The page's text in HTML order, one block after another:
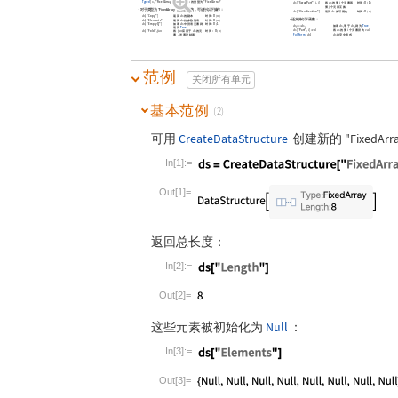
Typed
x, "FixedArray" 指定 x 的类型为"FixedArray"
对于类型为 "FixedArray" 的数据结构，可进行以下操作：
ds "Copy"] 返回ds的副本 时间: O (n )
ds "Elements" 返回ds 的参数列表 时间: O (n )
ds "EmptyQ" 如果ds中没有元素则
返回True
时间: O (1)
ds "Fold",fun 将 fun应用于 ds的元
素，并累计结果
时间：O(n)
ds["SwapPart", i, j 将ds的第i 个元素和
第j 个元素互换
时间: O ( 1 )
ds["Visualization" 返回ds 的可视化 时间: O ( n)
还支持以下函数：
ds===ds 如果ds等于ds则为True
ds ["Part" i =val 将ds的第i 个元素设为val
FullForm ds ds的完全形式
范例 关闭所有单元
基本范例 (2)
可用 CreateDataStructure 创建新的
In[1]:=
Wolfram Language code:
Out[1]=
返回总长度：
In[2]:=
Wolfram Language code:
Out[2]=
这些元素被初始化为 Null ：
In[3]:=
Wolfram Language code:ds["Elements"]
Out[3]=